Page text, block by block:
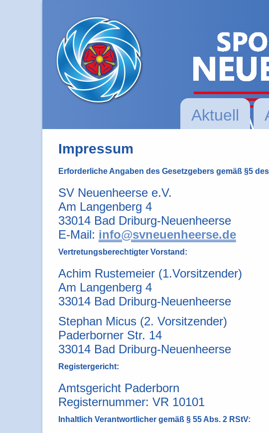
Aktuell
Impressum
Erforderliche Angaben des Gesetzgebers gemäß §5
SV Neuenheerse e.V.
Am Langenberg 4
33014 Bad Driburg-Neuenheerse
E-Mail: info@svneuenheerse.de
Vertretungsberechtigter Vorstand:
Achim Rustemeier (1.Vorsitzender)
Am Langenberg 4
33014 Bad Driburg-Neuenheerse
Stephan Micus (2. Vorsitzender)
Paderborner Str. 14
33014 Bad Driburg-Neuenheerse
Registergericht:
Amtsgericht Paderborn
Registernummer: VR 10101
Inhaltlich Verantwortlicher gemäß § 55 Abs. 2 RStV: